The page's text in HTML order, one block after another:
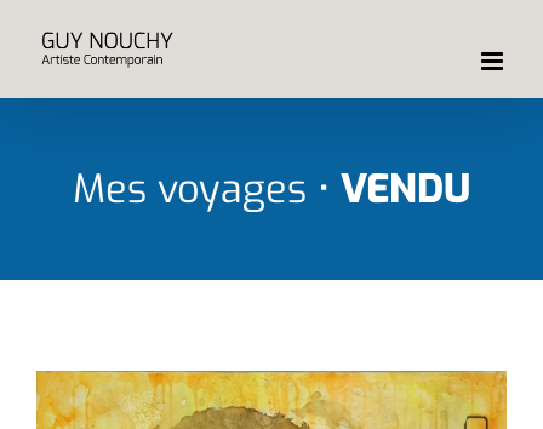
contenu
Mes voyages • VENDU
View
Larger